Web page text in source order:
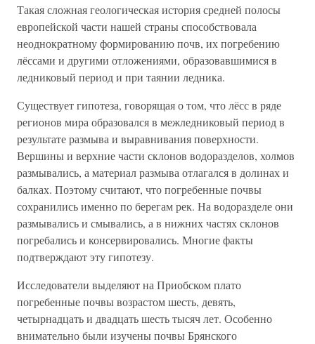
Такая сложная геологическая история средней полосы
европейской части нашей страны способствовала
неоднократному формированию почв, их погребению
лёссами и другими отложениями, образовавшимися в
ледниковый период и при таянии ледника.
Существует гипотеза, говорящая о том, что лёсс в ряде
регионов мира образовался в межледниковый период в
результате размыва и выравнивания поверхности.
Вершины и верхние части склонов водоразделов, холмов
размывались, а материал размыва отлагался в долинах и
балках. Поэтому считают, что погребенные почвы
сохранились именно по берегам рек. На водоразделе они
размывались и смывались, а в нижних частях склонов
погребались и консервировались. Многие факты
подтверждают эту гипотезу.
Исследователи выделяют на Приобском плато
погребенные почвы возрастом шесть, девять,
четырнадцать и двадцать шесть тысяч лет. Особенно
внимательно были изучены почвы Брянского